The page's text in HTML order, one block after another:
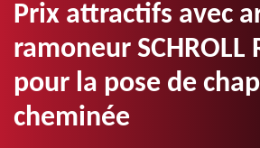
Prix attractifs avec
ramoneur SCHROLL
pour la pose de
cheminée